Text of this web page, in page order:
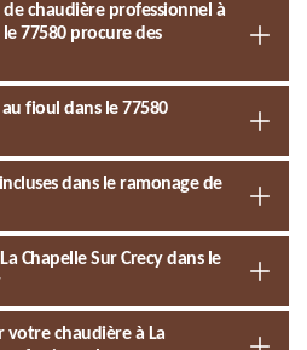
chaudière professionnel à
le 77580 procure des
fioul dans le 77580
dans le ramonage de
Chapelle Sur Crecy dans le
votre chaudière à La